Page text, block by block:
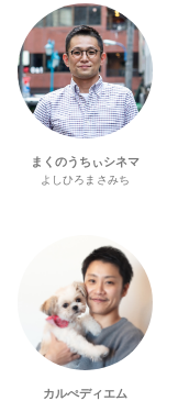
まくのうちぃシネマ
よしひろまさみち
カルぺディエム